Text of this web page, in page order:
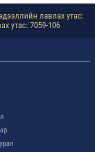
лавлах утас:
утас: 7059-106